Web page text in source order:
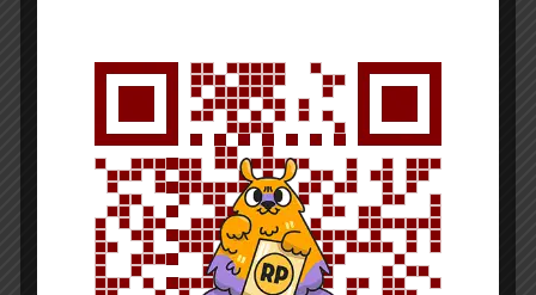
meletakkan pembawaannya itu kepada rekan sesama
stambuknya dengan kepada abang kelasnya.